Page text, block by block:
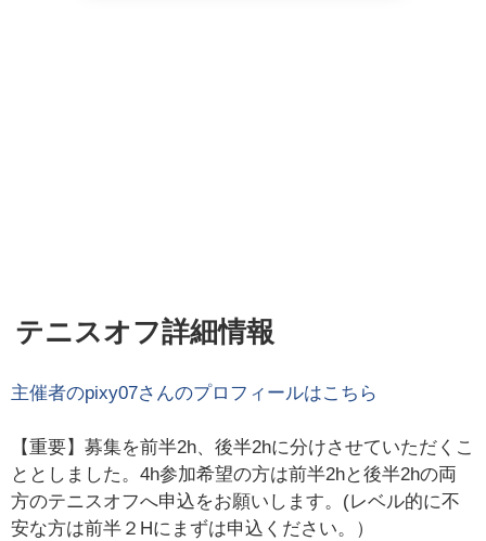
テニスオフ詳細情報
主催者のpixy07さんのプロフィールはこちら
【重要】募集を前半2h、後半2hに分けさせていただくこ
ととしました。4h参加希望の方は前半2hと後半2hの両
方のテニスオフへ申込をお願いします。(レベル的に不
安な方は前半２Hにまずは申込ください。）